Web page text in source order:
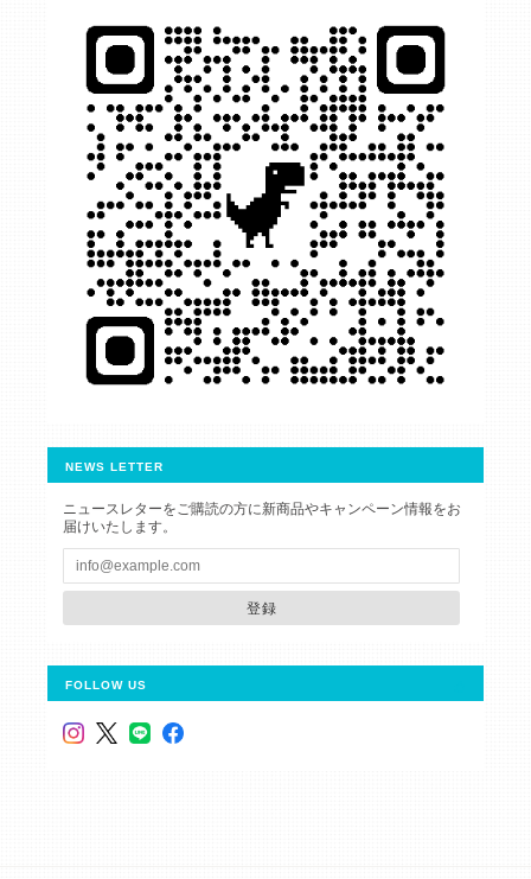
NEWS LETTER
ニュースレターをご購読の方に新商品やキャンペーン情報をお
届けいたします。
登録
FOLLOW US